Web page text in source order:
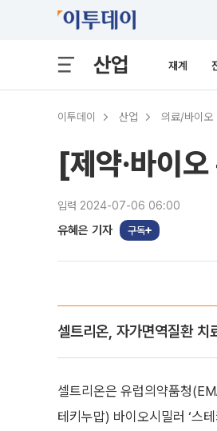
산업 재계
이투데이 산업 의료/바이오
[제약·바이
입력 2024-07-06 06:00
유혜은 기자 구독
셀트리온, 자가면역질환 치
셀트리온은 유럽의약품청
테키누맙) 바이오시밀러 ‘스